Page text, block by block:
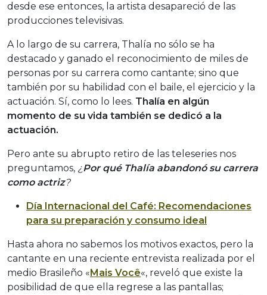
desde ese entonces, la artista desapareció de las
producciones televisivas.
A lo largo de su carrera, Thalía no sólo se ha
destacado y ganado el reconocimiento de miles de
personas por su carrera como cantante; sino que
también por su habilidad con el baile, el ejercicio y la
actuación. Sí, como lo lees. Thalía en algún
momento de su vida también se dedicó a la
actuación.
Pero ante su abrupto retiro de las teleseries nos
preguntamos, ¿Por qué Thalía abandonó su carrera
como actriz?
Día Internacional del Café: Recomendaciones
para su preparación y consumo ideal
Hasta ahora no sabemos los motivos exactos, pero la
cantante en una reciente entrevista realizada por el
medio Brasileño « Mais Você«, reveló que existe la
posibilidad de que ella regrese a las pantallas;